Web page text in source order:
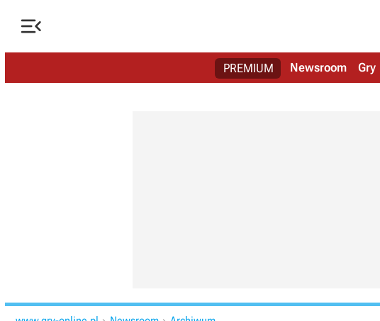

PREMIUM Newsroom Gry